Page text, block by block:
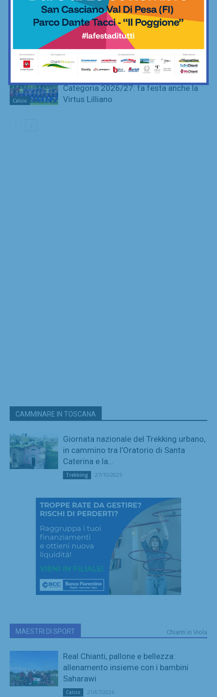
ad affrontare la nuova avventura”
Calcio
Grassina al lavoro per la stagione
2026/27, sospeso ancora tra due
categorie
Calcio
Sette ripescaggi per la Seconda
Categoria 2026/27: fa festa anche la
Virtus Lilliano
CAMMINARE IN TOSCANA
Giornata nazionale del Trekking urbano,
in cammino tra l’Oratorio di Santa
Caterina e la...
Trekking 27/10/2025
MAESTRI DI SPORT Chianti in Viola
Real Chianti, pallone e bellezza:
allenamento insieme con i bambini
Saharawi
Calcio 21/07/2026